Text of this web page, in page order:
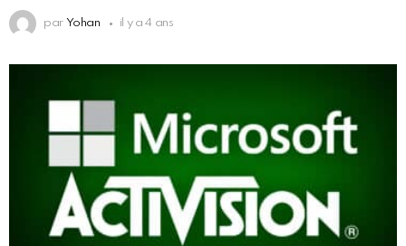
par Yohan il y a 4 ans